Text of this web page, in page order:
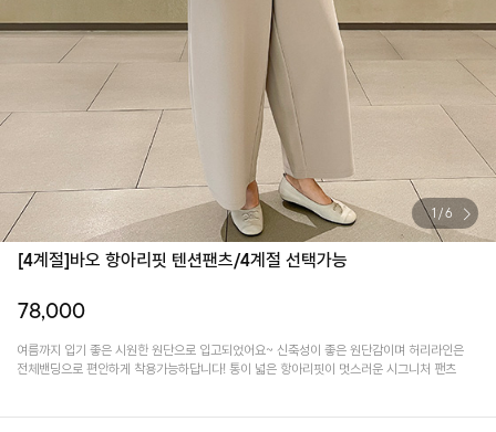
/6
[4계절]바오 항아리핏 텐션팬츠/4계절 선택가능
78,000
여름까지 입기 좋은 시원한 원단으로 입고되었어요~ 신축성이 좋은 원단감이며 허리라인은
전체밴딩으로 편안하게 착용가능하답니다! 통이 넓은 항아리핏이 멋스러운 시그니처 팬츠